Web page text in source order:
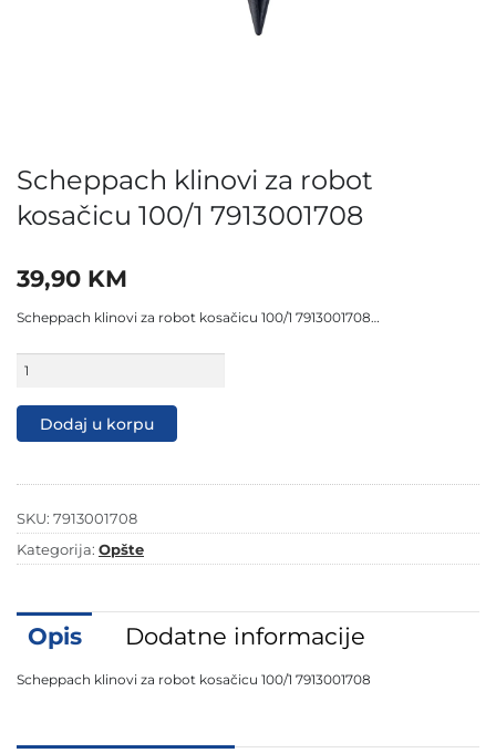
Scheppach klinovi za robot
kosačicu 100/1 7913001708
39,90 KM
Scheppach klinovi za robot kosačicu 100/1 7913001708…
klinovi
robot
kosačicu
količina
Dodaj u korpu
SKU: 7913001708
Kategorija: Opšte
Opis Dodatne informacije
Scheppach klinovi za robot kosačicu 100/1 7913001708